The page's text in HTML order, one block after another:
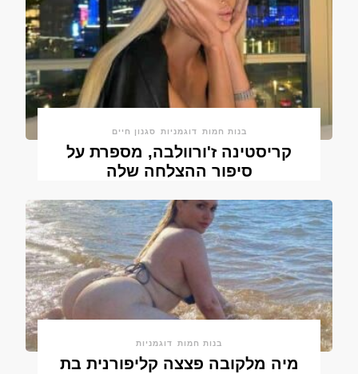
בנות חמות דוגמניות סגנון חיים
קריסטינה ז'ורוולבה, מספרת על
סיפור ההצלחה שלה
בנות חמות דוגמניות
מיה מלקובה פצצה קליפורנית בת